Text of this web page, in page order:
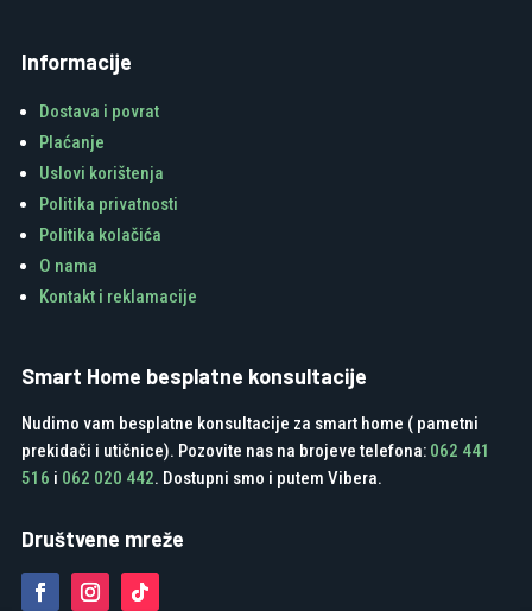
Informacije
Dostava i povrat
Plaćanje
Uslovi korištenja
Politika privatnosti
Politika kolačića
O nama
Kontakt i reklamacije
Smart Home besplatne konsultacije
Nudimo vam besplatne konsultacije za smart home ( pametni
prekidači i utičnice). Pozovite nas na brojeve telefona: 062 441
516 i 062 020 442. Dostupni smo i putem Vibera.
Društvene mreže